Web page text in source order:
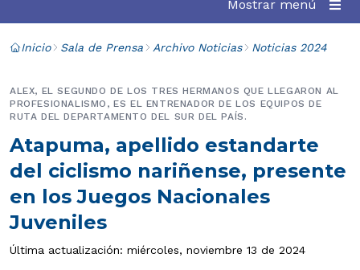
Mostrar menú
Inicio Sala de Prensa Archivo Noticias Noticias 2024
Atapuma, apellido estandarte
del ciclismo nariñense, presente
en los Juegos Nacionales
Juveniles
ALEX, EL SEGUNDO DE LOS TRES HERMANOS QUE LLEGARON AL
PROFESIONALISMO, ES EL ENTRENADOR DE LOS EQUIPOS DE
RUTA DEL DEPARTAMENTO DEL SUR DEL PAÍS.
Última actualización: miércoles, noviembre 13 de 2024